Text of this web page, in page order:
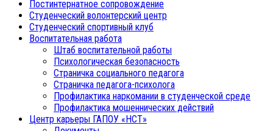
Постинтернатное сопровождение
Студенческий волонтерский центр
Студенческий спортивный клуб
Воспитательная работа
Штаб воспитательной работы
Психологическая безопасность
Страничка социального педагога
Страничка педагога-психолога
Профилактика наркомании в студенческой среде
Профилактика мошеннических действий
Центр карьеры ГАПОУ «НСТ»